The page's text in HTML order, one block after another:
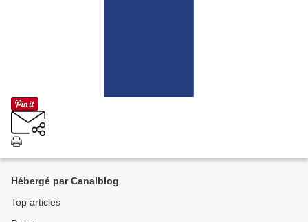
Hébergé par Canalblog
Top articles